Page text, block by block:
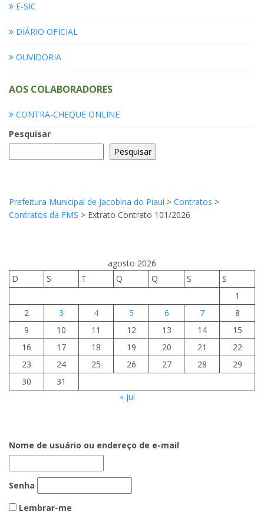
E-SIC
DIÁRIO OFICIAL
OUVIDORIA
AOS COLABORADORES
CONTRA-CHEQUE ONLINE
Pesquisar
Pesquisar
Prefeitura Municipal de Jacobina do Piauí> Contratos >
Contratos da FMS > Extrato Contrato 101/2026
agosto 2026
D
S T Q Q S
S
1
2
3 4 5 6 7
8
9
10 11 12 13 14
15
16
17 18 19 20 21
22
23
24 25 26 27 28
29
30
31
« jul
Nome de usuário ou endereço de e-mail
Senha
Lembrar-me